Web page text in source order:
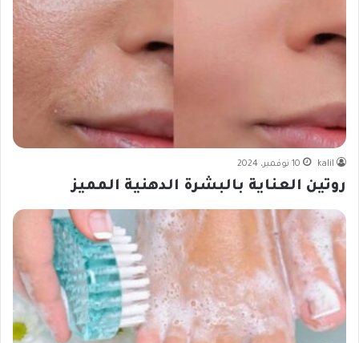
kalil 10 نوفمبر، 2024
روتين العناية بالبشرة الدهنية المميز